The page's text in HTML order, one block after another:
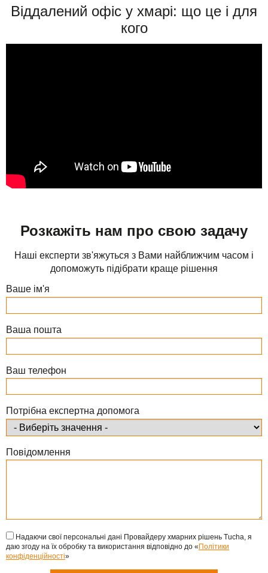
Віддалений офіс у хмарі: що це і для
кого
Розкажіть нам про свою задачу
Наші експерти зв'яжуться з Вами найближчим часом і
допоможуть підібрати краще рішення
Ваше ім'я
Ваша пошта
Ваш телефон
Потрібна експертна допомога
Повідомлення
Надаючи свої персональні дані Провайдеру хмарних рішень Tucha, я
даю згоду на їх обробку та використання відповідно до « Політики
конфіденційності»